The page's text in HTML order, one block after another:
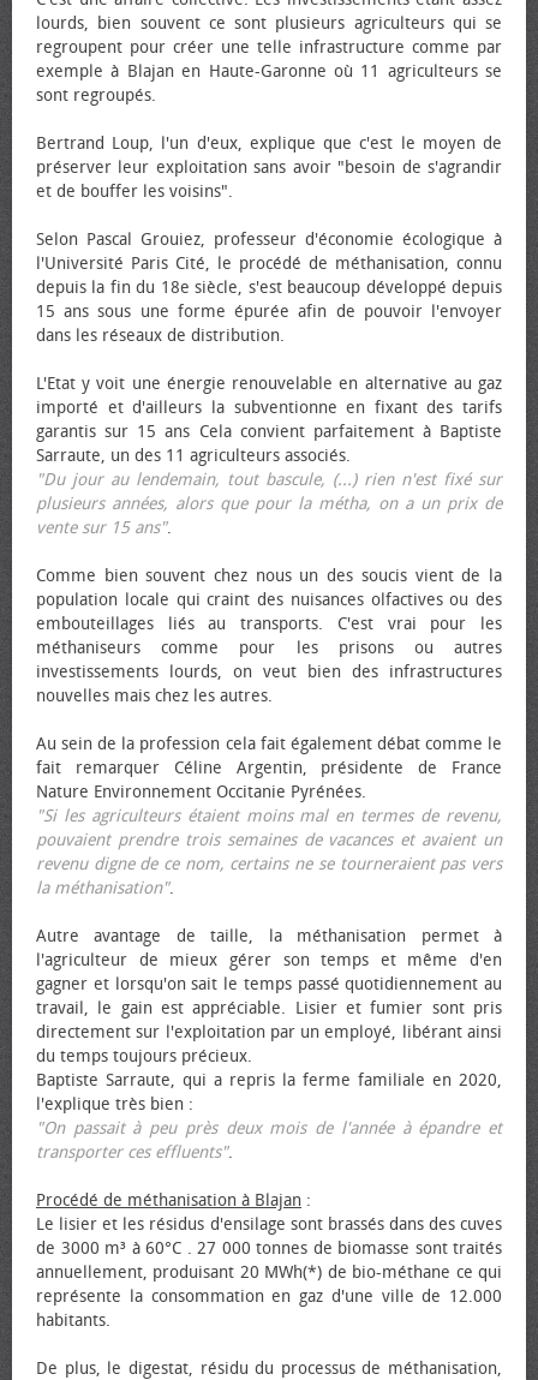
lourds, bien souvent ce sont plusieurs agriculteurs qui se
regroupent pour créer une telle infrastructure comme par
exemple à Blajan en Haute-Garonne où 11 agriculteurs se
sont regroupés.
Bertrand Loup, l'un d'eux, explique que c'est le moyen de
préserver leur exploitation sans avoir "besoin de s'agrandir
et de bouffer les voisins".
Selon Pascal Grouiez, professeur d'économie écologique à
l'Université Paris Cité, le procédé de méthanisation, connu
depuis la fin du 18e siècle, s'est beaucoup développé depuis
15 ans sous une forme épurée afin de pouvoir l'envoyer
dans les réseaux de distribution.
L'Etat y voit une énergie renouvelable en alternative au gaz
importé et d'ailleurs la subventionne en fixant des tarifs
garantis sur 15 ans Cela convient parfaitement à Baptiste
Sarraute, un des 11 agriculteurs associés.
"Du jour au lendemain, tout bascule, (...) rien n'est fixé sur
plusieurs années, alors que pour la métha, on a un prix de
vente sur 15 ans".
Comme bien souvent chez nous un des soucis vient de la
population locale qui craint des nuisances olfactives ou des
embouteillages liés au transports. C'est vrai pour les
méthaniseurs comme pour les prisons ou autres
investissements lourds, on veut bien des infrastructures
nouvelles mais chez les autres.
Au sein de la profession cela fait également débat comme le
fait remarquer Céline Argentin, présidente de France
Nature Environnement Occitanie Pyrénées.
"Si les agriculteurs étaient moins mal en termes de revenu,
pouvaient prendre trois semaines de vacances et avaient un
revenu digne de ce nom, certains ne se tourneraient pas vers
la méthanisation".
Autre avantage de taille, la méthanisation permet à
l'agriculteur de mieux gérer son temps et même d'en
gagner et lorsqu'on sait le temps passé quotidiennement au
travail, le gain est appréciable. Lisier et fumier sont pris
directement sur l'exploitation par un employé, libérant ainsi
du temps toujours précieux.
Baptiste Sarraute, qui a repris la ferme familiale en 2020,
l'explique très bien :
"On passait à peu près deux mois de l'année à épandre et
transporter ces effluents".
Procédé de méthanisation à Blajan :
Le lisier et les résidus d'ensilage sont brassés dans des cuves
de 3000 m³ à 60°C . 27 000 tonnes de biomasse sont traités
annuellement, produisant 20 MWh(*) de bio-méthane ce qui
représente la consommation en gaz d'une ville de 12.000
habitants.
De plus, le digestat, résidu du processus de méthanisation,